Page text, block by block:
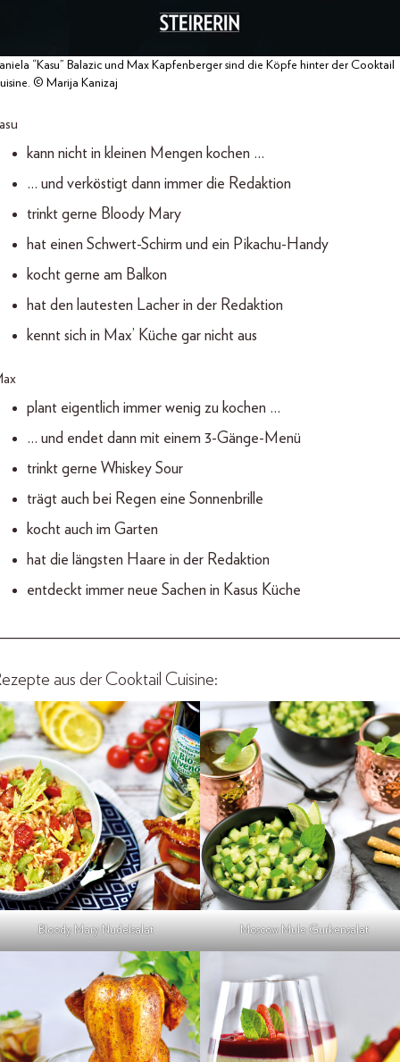
“Kasu” Balazic und Max Kapfenberger sind die Köpfe hinter der Cooktail
© Marija Kanizaj
kann nicht in kleinen Mengen kochen …
… und verköstigt dann immer die Redaktion
trinkt gerne Bloody Mary
hat einen Schwert-Schirm und ein Pikachu-Handy
kocht gerne am Balkon
hat den lautesten Lacher in der Redaktion
kennt sich in Max’ Küche gar nicht aus
plant eigentlich immer wenig zu kochen …
… und endet dann mit einem 3-Gänge-Menü
trinkt gerne Whiskey Sour
trägt auch bei Regen eine Sonnenbrille
kocht auch im Garten
hat die längsten Haare in der Redaktion
entdeckt immer neue Sachen in Kasus Küche
aus der Cooktail Cuisine:
Bloody Mary Nudelsalat Moscow Mule Gurkensalat